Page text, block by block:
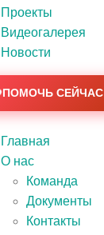
Проекты
Видеогалерея
Новости
ПОМОЧЬ СЕЙЧАС
Главная
О нас
Команда
Документы
Контакты